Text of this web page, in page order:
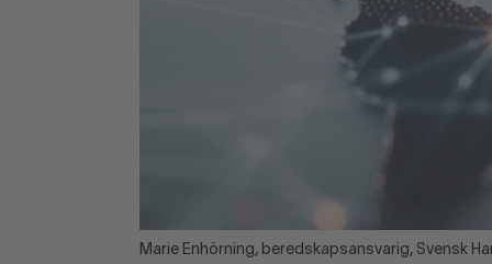
Marie Enhörning, beredskapsansvarig, Svensk